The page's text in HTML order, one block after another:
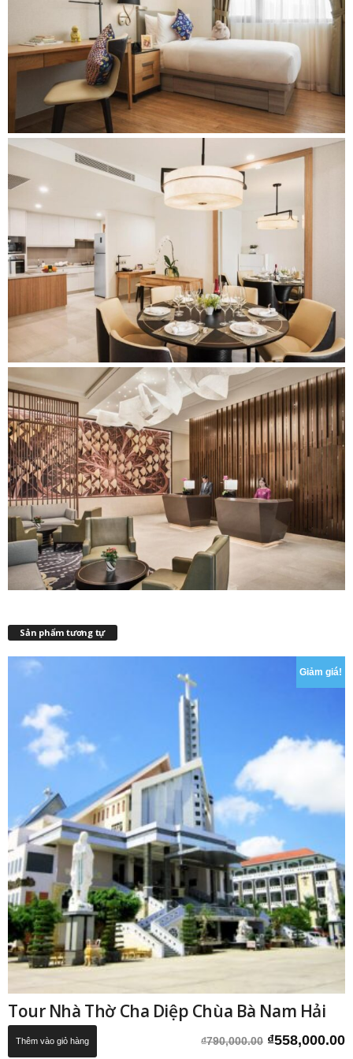
Sản phẩm tương tự
Giảm giá!
Tour Nhà Thờ Cha Diệp Chùa Bà Nam Hải
₫790,000.00 Giá
₫558,000.00
Thêm vào giỏ hàng